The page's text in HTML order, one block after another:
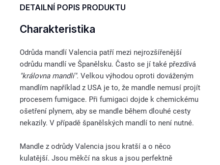
DETAILNÍ POPIS PRODUKTU
Charakteristika
Odrůda mandlí Valencia patří mezi nejrozšířenější
odrůdu mandlí ve Španělsku. Často se jí také přezdívá
"královna mandlí". Velkou výhodou oproti dováženým
mandlím například z USA je to, že mandle nemusí projít
procesem fumigace. Při fumigaci dojde k chemickému
ošetření plynem, aby se mandle během dlouhé cesty
nekazily. V případě španělských mandlí to není nutné.
Mandle z odrůdy Valencia jsou kratší a o něco
kulatější. Jsou měkčí na skus a jsou perfektně